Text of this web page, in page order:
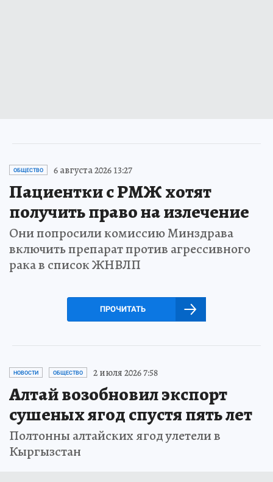
ОБЩЕСТВО 6 августа 2026 13:27
Пациентки с РМЖ хотят
получить право на излечение
Они попросили комиссию Минздрава
включить препарат против агрессивного
рака в список ЖНВЛП
ПРОЧИТАТЬ
НОВОСТИ ОБЩЕСТВО 2 июля 2026 7:58
Алтай возобновил экспорт
сушеных ягод спустя пять лет
Полтонны алтайских ягод улетели в
Кыргызстан